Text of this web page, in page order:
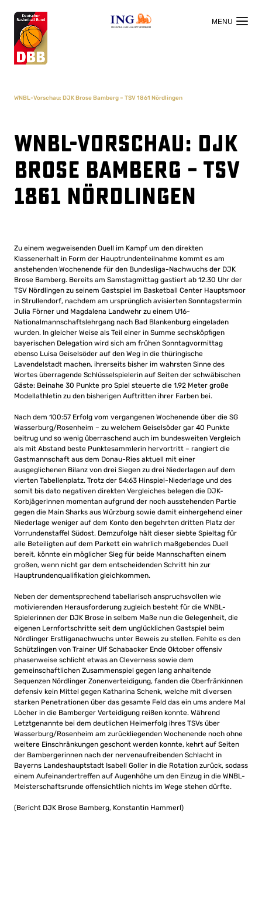
OFFIZIELLER HAUPTSPONSOR
WNBL-Vorschau: DJK Brose Bamberg – TSV 1861 Nördlingen
WNBL-Vorschau: DJK
Brose Bamberg – TSV
1861 Nördlingen
Zu einem wegweisenden Duell im Kampf um den direkten
Klassenerhalt in Form der Hauptrundenteilnahme kommt es am
anstehenden Wochenende für den Bundesliga-Nachwuchs der DJK
Brose Bamberg. Bereits am Samstagmittag gastiert ab 12.30 Uhr der
TSV Nördlingen zu seinem Gastspiel im Basketball Center Hauptsmoor
in Strullendorf, nachdem am ursprünglich avisierten Sonntagstermin
Julia Förner und Magdalena Landwehr zu einem U16-
Nationalmannschaftslehrgang nach Bad Blankenburg eingeladen
wurden. In gleicher Weise als Teil einer in Summe sechsköpfigen
bayerischen Delegation wird sich am frühen Sonntagvormittag
ebenso Luisa Geiselsöder auf den Weg in die thüringische
Lavendelstadt machen, ihrerseits bisher im wahrsten Sinne des
Wortes überragende Schlüsselspielerin auf Seiten der schwäbischen
Gäste: Beinahe 30 Punkte pro Spiel steuerte die 1.92 Meter große
Modellathletin zu den bisherigen Auftritten ihrer Farben bei.
Nach dem 100:57 Erfolg vom vergangenen Wochenende über die SG
Wasserburg/Rosenheim – zu welchem Geiselsöder gar 40 Punkte
beitrug und so wenig überraschend auch im bundesweiten Vergleich
als mit Abstand beste Punktesammlerin hervortritt – rangiert die
Gastmannschaft aus dem Donau-Ries aktuell mit einer
ausgeglichenen Bilanz von drei Siegen zu drei Niederlagen auf dem
vierten Tabellenplatz. Trotz der 54:63 Hinspiel-Niederlage und des
somit bis dato negativen direkten Vergleiches belegen die DJK-
Korbjägerinnen momentan aufgrund der noch ausstehenden Partie
gegen die Main Sharks aus Würzburg sowie damit einhergehend einer
Niederlage weniger auf dem Konto den begehrten dritten Platz der
Vorrundenstaffel Südost. Demzufolge hält dieser siebte Spieltag für
alle Beteiligten auf dem Parkett ein wahrlich maßgebendes Duell
bereit, könnte ein möglicher Sieg für beide Mannschaften einem
großen, wenn nicht gar dem entscheidenden Schritt hin zur
Hauptrundenqualifikation gleichkommen.
Neben der dementsprechend tabellarisch anspruchsvollen wie
motivierenden Herausforderung zugleich besteht für die WNBL-
Spielerinnen der DJK Brose in selbem Maße nun die Gelegenheit, die
eigenen Lernfortschritte seit dem unglücklichen Gastspiel beim
Nördlinger Erstliganachwuchs unter Beweis zu stellen. Fehlte es den
Schützlingen von Trainer Ulf Schabacker Ende Oktober offensiv
phasenweise schlicht etwas an Cleverness sowie dem
gemeinschaftlichen Zusammenspiel gegen lang anhaltende
Sequenzen Nördlinger Zonenverteidigung, fanden die Oberfränkinnen
defensiv kein Mittel gegen Katharina Schenk, welche mit diversen
starken Penetrationen über das gesamte Feld das ein ums andere Mal
Löcher in die Bamberger Verteidigung reißen konnte. Während
Letztgenannte bei dem deutlichen Heimerfolg ihres TSVs über
Wasserburg/Rosenheim am zurückliegenden Wochenende noch ohne
weitere Einschränkungen geschont werden konnte, kehrt auf Seiten
der Bambergerinnen nach der nervenaufreibenden Schlacht in
Bayerns Landeshauptstadt Isabell Goller in die Rotation zurück, sodass
einem Aufeinandertreffen auf Augenhöhe um den Einzug in die WNBL-
Meisterschaftsrunde offensichtlich nichts im Wege stehen dürfte.
(Bericht DJK Brose Bamberg, Konstantin Hammerl)